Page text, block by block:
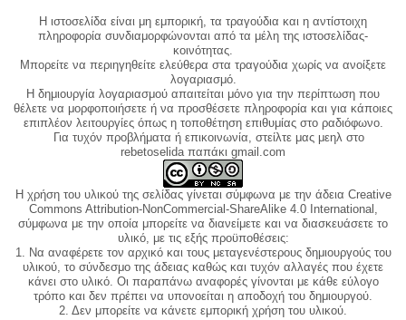
Η ιστοσελίδα είναι μη εμπορική, τα τραγούδια και η αντίστοιχη
πληροφορία συνδιαμορφώνονται από τα μέλη της ιστοσελίδας-
κοινότητας.
Μπορείτε να περιηγηθείτε ελεύθερα στα τραγούδια χωρίς να ανοίξετε
λογαριασμό.
Η δημιουργία λογαριασμού απαιτείται μόνο για την περίπτωση που
θέλετε να μορφοποιήσετε ή να προσθέσετε πληροφορία και για κάποιες
επιπλέον λειτουργίες όπως η τοποθέτηση επιθυμίας στο ραδιόφωνο.
Για τυχόν προβλήματα ή επικοινωνία, στείλτε μας μεηλ στο
rebetoselida παπάκι gmail.com
Η χρήση του υλικού της σελίδας γίνεται σύμφωνα με την άδεια Creative
Commons Attribution-NonCommercial-ShareAlike 4.0 International,
σύμφωνα με την οποία μπορείτε να διανείμετε και να διασκευάσετε το
υλικό, με τις εξής προϋποθέσεις:
1. Να αναφέρετε τον αρχικό και τους μεταγενέστερους δημιουργούς του
υλικού, το σύνδεσμο της άδειας καθώς και τυχόν αλλαγές που έχετε
κάνει στο υλικό. Οι παραπάνω αναφορές γίνονται με κάθε εύλογο
τρόπο και δεν πρέπει να υπονοείται η αποδοχή του δημιουργού.
2. Δεν μπορείτε να κάνετε εμπορική χρήση του υλικού.